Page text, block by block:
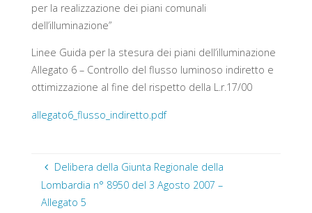
per la realizzazione dei piani comunali
dell’illuminazione”
Linee Guida per la stesura dei piani dell’illuminazione
Allegato 6 – Controllo del flusso luminoso indiretto e
ottimizzazione al fine del rispetto della L.r.17/00
allegato6_flusso_indiretto.pdf
Delibera della Giunta Regionale della
Lombardia n° 8950 del 3 Agosto 2007 –
Allegato 5